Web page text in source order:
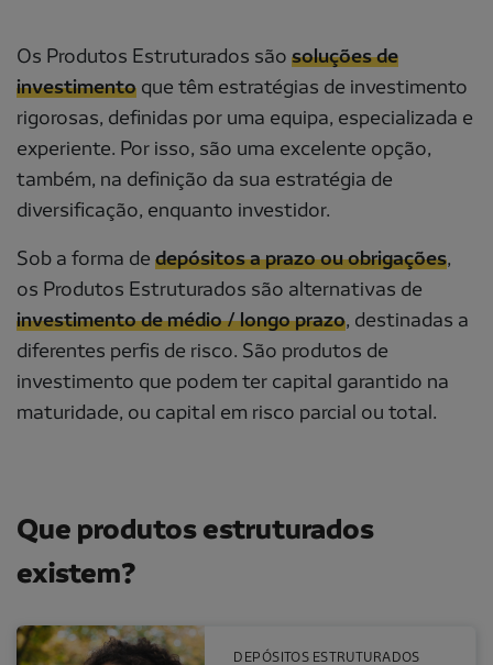
Os Produtos Estruturados são soluções de
investimento que têm estratégias de investimento
rigorosas, definidas por uma equipa, especializada e
experiente. Por isso, são uma excelente opção,
também, na definição da sua estratégia de
diversificação, enquanto investidor.
Sob a forma de depósitos a prazo ou obrigações,
os Produtos Estruturados são alternativas de
investimento de médio / longo prazo, destinadas a
diferentes perfis de risco. São produtos de
investimento que podem ter capital garantido na
maturidade, ou capital em risco parcial ou total.
Que produtos estruturados
existem?
Para quem procura produtos financeiros com
DEPÓSITOS ESTRUTURADOS